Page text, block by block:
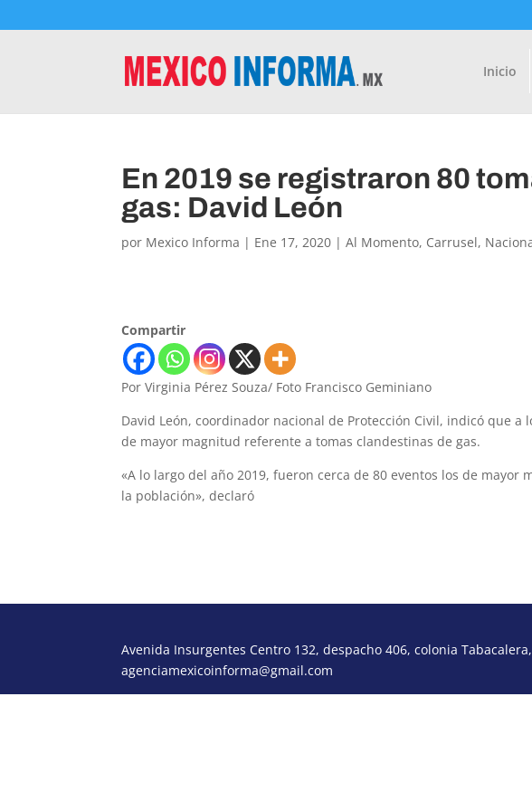
Inicio
En 2019 se registraron 80
gas: David León
por Mexico Informa | Ene 17, 2020 |Al Momento, Carrusel,
Compartir
Por Virginia Pérez Souza/ Foto Francisco Geminiano
David León, coordinador nacional de Protección Civil, indicó que a
de mayor magnitud referente a tomas clandestinas de gas.
«A lo largo del año 2019, fueron cerca de 80 eventos los de
la población», declaró
Avenida Insurgentes Centro 132, despacho 406, colonia
agenciamexicoinforma@gmail.com